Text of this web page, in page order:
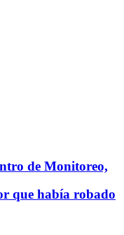
de Monitoreo,
que había robado